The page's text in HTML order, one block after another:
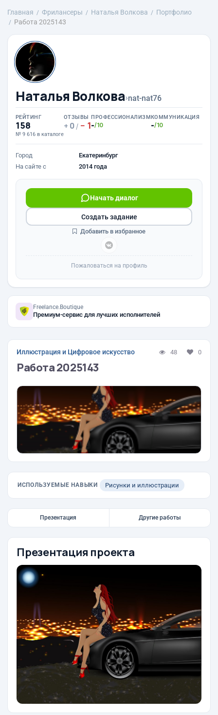
Главная Фрилансеры Наталья Волкова
Портфолио
Работа 2025143
Наталья Волкова›nat-nat76
РЕЙТИНГ
158
№ 9 616 в каталоге
ОТЗЫВЫ
0 / 1
ПРОФЕССИОНАЛИЗМ
-/10
КОММУНИКАЦИЯ
-/10
Город
Екатеринбург
На сайте с
2014 года
Начать диалог
Создать задание
Добавить в избранное
Пожаловаться на профиль
Freelance.Boutique
Премиум-сервис для лучших исполнителей
Иллюстрация и Цифровое искусство 48 0
Работа 2025143
ИСПОЛЬЗУЕМЫЕ НАВЫКИ Рисунки и иллюстрации
Презентация Другие работы
Презентация проекта